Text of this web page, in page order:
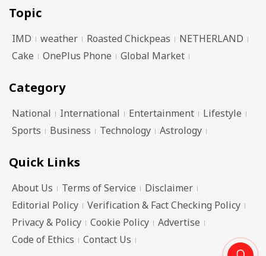
Topic
IMD weather Roasted Chickpeas
NETHERLAND
Cake
OnePlus Phone Global Market
Category
National International Entertainment
Lifestyle
Sports
Business Technology Astrology
Quick Links
About Us Terms of Service
Disclaimer
Editorial Policy
Verification & Fact Checking Policy
Privacy & Policy
Cookie Policy
Advertise
Code of Ethics
Contact Us